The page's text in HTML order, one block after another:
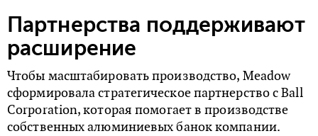
Партнерства поддерживают
расширение
Чтобы масштабировать производство, Meadow
сформировала стратегическое партнерство с Ball
Corporation, которая помогает в производстве
собственных алюминиевых банок компании.